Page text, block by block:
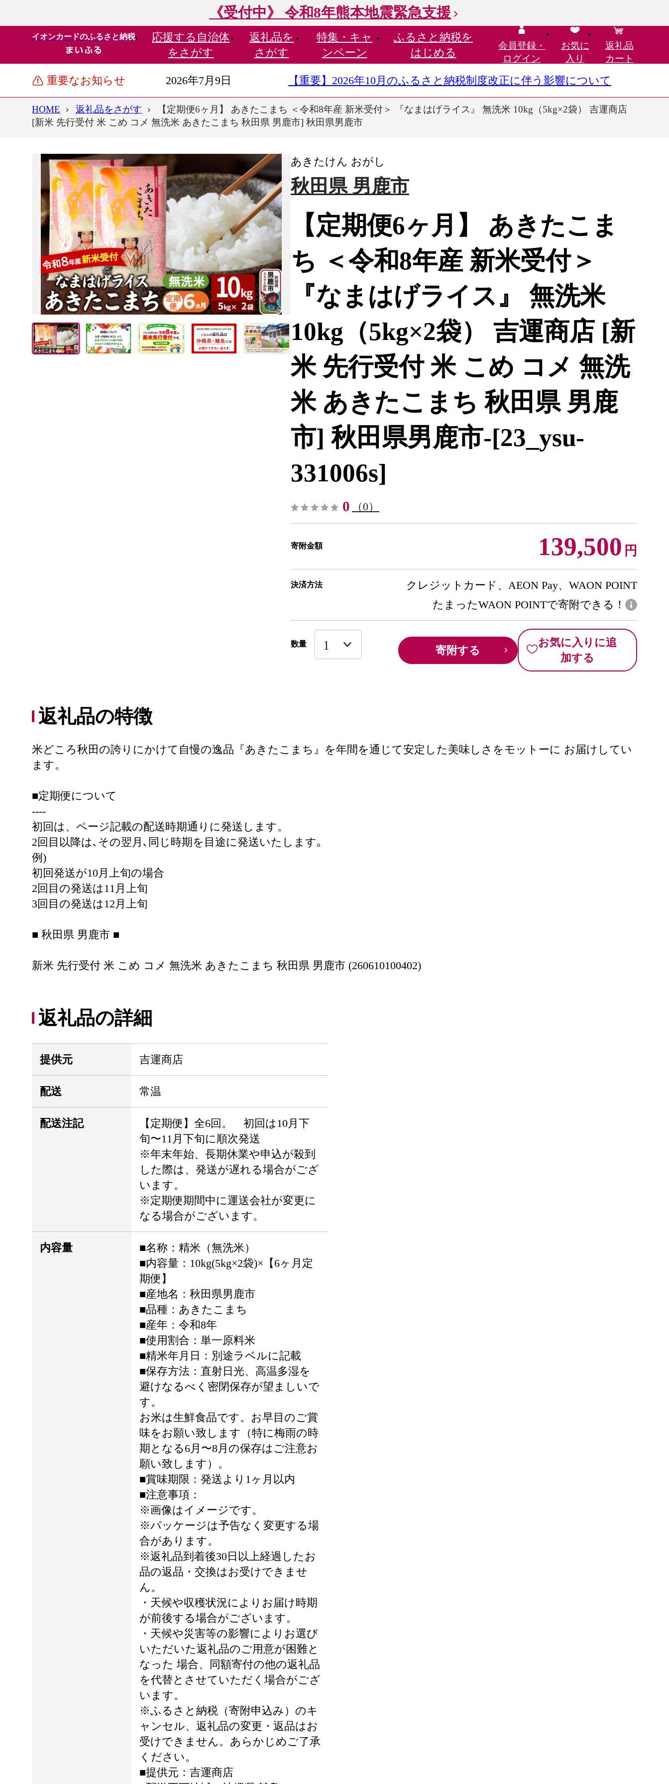
《受付中》 令和8年熊本地震緊急支援
イオンカードのふるさと納税 応援する 自治体
をさがす
返礼品を
さがす
特集・ キャ
ンペーン
ふるさと納税を
はじめる
会員登録・
ログイン
お気に
入り
返礼品
カート
重要なお知らせ 2026年7月9日 【重要】2026年10月のふるさと納税制度改正に伴う影響について
HOME 返礼品をさがす
【定期便6ヶ月】 あきたこまち ＜令和8年産 新米受付＞ 『なまはげライス』 無洗米 10kg（5kg×2袋） 吉運商店
[新米 先行受付 米 こめ コメ 無洗米 あきたこまち 秋田県 男鹿市] 秋田県男鹿市
あきたけん おがし
秋田県 男鹿市
【定期便6ヶ月】 あきたこま
ち ＜令和8年産 新米受付＞
『なまはげライス』 無洗米
10kg（5kg×2袋） 吉運商店 [新
米 先行受付 米 こめ コメ 無洗
米 あきたこまち 秋田県 男鹿
市] 秋田県男鹿市-[23_ysu-
331006s]
0 （0）
寄附金額 139,500 円
決済方法
クレジットカード、AEON Pay、WAON POINT
たまったWAON POINTで寄附できる！
数量 寄附する
お気に入りに追
加する
返礼品の特徴
米どころ秋田の誇りにかけて自慢の逸品『あきたこまち』を年間を通じて安定した美味しさをモットーに お届けしてい
ます。
■定期便について
----
初回は、ページ記載の配送時期通りに発送します。
2回目以降は､その翌月､同じ時期を目途に発送いたします｡
例)
初回発送が10月上旬の場合
2回目の発送は11月上旬
3回目の発送は12月上旬
■ 秋田県 男鹿市 ■
新米 先行受付 米 こめ コメ 無洗米 あきたこまち 秋田県 男鹿市 (260610100402)
返礼品の詳細
提供元 吉運商店
配送 常温
配送注記
【定期便】全6回。 初回は10月下
旬〜11月下旬に順次発送
※年末年始、長期休業や申込が殺到
した際は、発送が遅れる場合がござ
います。
※定期便期間中に運送会社が変更に
なる場合がございます。
内容量
■名称：精米（無洗米）
■内容量：10kg(5kg×2袋)×【6ヶ月定
期便】
■産地名：秋田県男鹿市
■品種：あきたこまち
■産年：令和8年
■使用割合：単一原料米
■精米年月日：別途ラベルに記載
■保存方法：直射日光、高温多湿を
避けなるべく密閉保存が望ましいで
す。
お米は生鮮食品です。お早目のご賞
味をお願い致します（特に梅雨の時
期となる6月〜8月の保存はご注意お
願い致します）。
■賞味期限：発送より1ヶ月以内
■注意事項：
※画像はイメージです。
※パッケージは予告なく変更する場
合があります。
※返礼品到着後30日以上経過したお
品の返品・交換はお受けできませ
ん。
・天候や収穫状況によりお届け時期
が前後する場合がございます。
・天候や災害等の影響によりお選び
いただいた返礼品のご用意が困難と
なった 場合、同額寄付の他の返礼品
を代替とさせていただく場合がござ
います。
※ふるさと納税（寄附申込み）のキ
ャンセル、返礼品の変更・返品はお
受けできません。あらかじめご了承
ください。
■提供元：吉運商店